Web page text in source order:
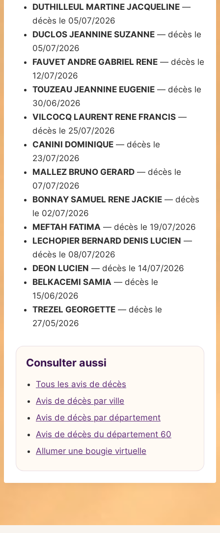
DUTHILLEUL MARTINE JACQUELINE —
décès le 05/07/2026
DUCLOS JEANNINE SUZANNE — décès le
05/07/2026
FAUVET ANDRE GABRIEL RENE — décès le
12/07/2026
TOUZEAU JEANNINE EUGENIE — décès le
30/06/2026
VILCOCQ LAURENT RENE FRANCIS —
décès le 25/07/2026
CANINI DOMINIQUE — décès le
23/07/2026
MALLEZ BRUNO GERARD — décès le
07/07/2026
BONNAY SAMUEL RENE JACKIE — décès
le 02/07/2026
MEFTAH FATIMA — décès le 19/07/2026
LECHOPIER BERNARD DENIS LUCIEN —
décès le 08/07/2026
DEON LUCIEN — décès le 14/07/2026
BELKACEMI SAMIA — décès le
15/06/2026
TREZEL GEORGETTE — décès le
27/05/2026
Consulter aussi
Tous les avis de décès
Avis de décès par ville
Avis de décès par département
Avis de décès du département 60
Allumer une bougie virtuelle